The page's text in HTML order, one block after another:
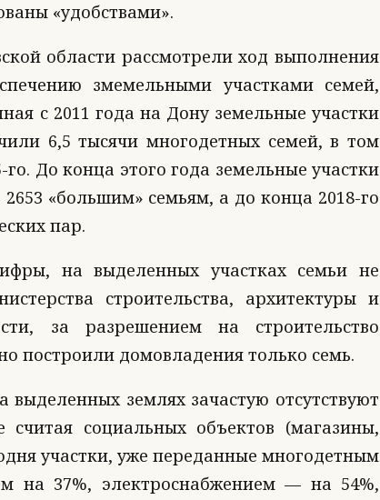
«удобствами».
области рассмотрели ход выполнения
змемельными участками семей,
с 2011 года на Дону земельные участки
6,5 тысячи многодетных семей, в том
До конца этого года земельные участки
«большим» семьям, а до конца 2018-го
пар.
на выделенных участках семьи не
строительства, архитектуры и
за разрешением на строительство
построили домовладения только семь.
землях зачастую отсутствуют
социальных объектов (магазины,
участки, уже переданные многодетным
на 37%, электроснабжением — на 54%,